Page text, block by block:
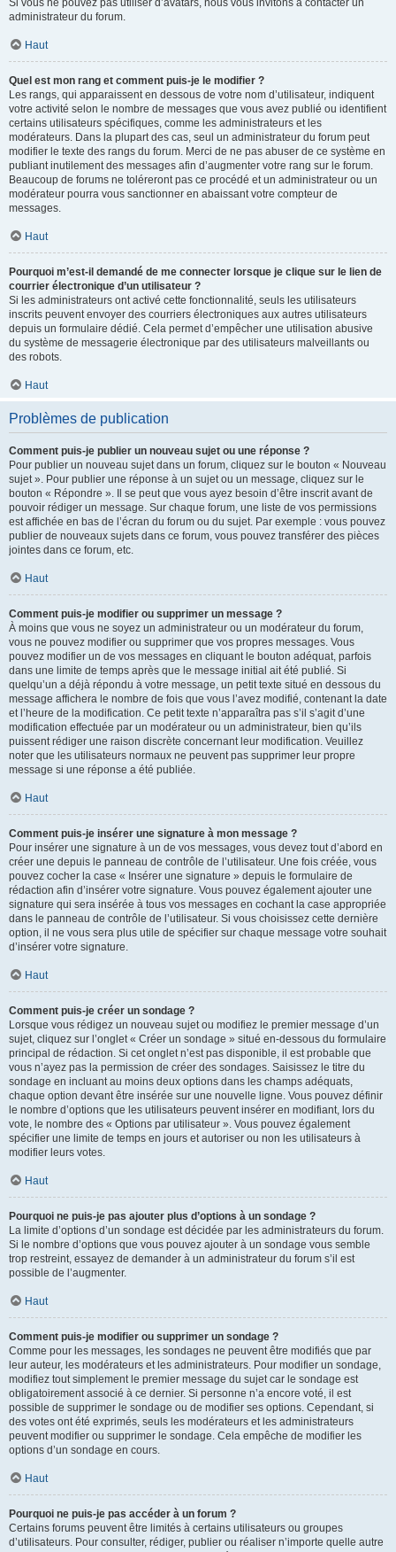
Si vous ne pouvez pas utiliser d’avatars, nous vous invitons à contacter un
administrateur du forum.
Haut
Quel est mon rang et comment puis-je le modifier ?
Les rangs, qui apparaissent en dessous de votre nom d’utilisateur, indiquent
votre activité selon le nombre de messages que vous avez publié ou identifient
certains utilisateurs spécifiques, comme les administrateurs et les
modérateurs. Dans la plupart des cas, seul un administrateur du forum peut
modifier le texte des rangs du forum. Merci de ne pas abuser de ce système en
publiant inutilement des messages afin d’augmenter votre rang sur le forum.
Beaucoup de forums ne toléreront pas ce procédé et un administrateur ou un
modérateur pourra vous sanctionner en abaissant votre compteur de
messages.
Haut
Pourquoi m’est-il demandé de me connecter lorsque je clique sur le lien de
courrier électronique d’un utilisateur ?
Si les administrateurs ont activé cette fonctionnalité, seuls les utilisateurs
inscrits peuvent envoyer des courriers électroniques aux autres utilisateurs
depuis un formulaire dédié. Cela permet d’empêcher une utilisation abusive
du système de messagerie électronique par des utilisateurs malveillants ou
des robots.
Haut
Problèmes de publication
Comment puis-je publier un nouveau sujet ou une réponse ?
Pour publier un nouveau sujet dans un forum, cliquez sur le bouton « Nouveau
sujet ». Pour publier une réponse à un sujet ou un message, cliquez sur le
bouton « Répondre ». Il se peut que vous ayez besoin d’être inscrit avant de
pouvoir rédiger un message. Sur chaque forum, une liste de vos permissions
est affichée en bas de l’écran du forum ou du sujet. Par exemple : vous pouvez
publier de nouveaux sujets dans ce forum, vous pouvez transférer des pièces
jointes dans ce forum, etc.
Haut
Comment puis-je modifier ou supprimer un message ?
À moins que vous ne soyez un administrateur ou un modérateur du forum,
vous ne pouvez modifier ou supprimer que vos propres messages. Vous
pouvez modifier un de vos messages en cliquant le bouton adéquat, parfois
dans une limite de temps après que le message initial ait été publié. Si
quelqu’un a déjà répondu à votre message, un petit texte situé en dessous du
message affichera le nombre de fois que vous l’avez modifié, contenant la date
et l’heure de la modification. Ce petit texte n’apparaîtra pas s’il s’agit d’une
modification effectuée par un modérateur ou un administrateur, bien qu’ils
puissent rédiger une raison discrète concernant leur modification. Veuillez
noter que les utilisateurs normaux ne peuvent pas supprimer leur propre
message si une réponse a été publiée.
Haut
Comment puis-je insérer une signature à mon message ?
Pour insérer une signature à un de vos messages, vous devez tout d’abord en
créer une depuis le panneau de contrôle de l’utilisateur. Une fois créée, vous
pouvez cocher la case « Insérer une signature » depuis le formulaire de
rédaction afin d’insérer votre signature. Vous pouvez également ajouter une
signature qui sera insérée à tous vos messages en cochant la case appropriée
dans le panneau de contrôle de l’utilisateur. Si vous choisissez cette dernière
option, il ne vous sera plus utile de spécifier sur chaque message votre souhait
d’insérer votre signature.
Haut
Comment puis-je créer un sondage ?
Lorsque vous rédigez un nouveau sujet ou modifiez le premier message d’un
sujet, cliquez sur l’onglet « Créer un sondage » situé en-dessous du formulaire
principal de rédaction. Si cet onglet n’est pas disponible, il est probable que
vous n’ayez pas la permission de créer des sondages. Saisissez le titre du
sondage en incluant au moins deux options dans les champs adéquats,
chaque option devant être insérée sur une nouvelle ligne. Vous pouvez définir
le nombre d’options que les utilisateurs peuvent insérer en modifiant, lors du
vote, le nombre des « Options par utilisateur ». Vous pouvez également
spécifier une limite de temps en jours et autoriser ou non les utilisateurs à
modifier leurs votes.
Haut
Pourquoi ne puis-je pas ajouter plus d’options à un sondage ?
La limite d’options d’un sondage est décidée par les administrateurs du forum.
Si le nombre d’options que vous pouvez ajouter à un sondage vous semble
trop restreint, essayez de demander à un administrateur du forum s’il est
possible de l’augmenter.
Haut
Comment puis-je modifier ou supprimer un sondage ?
Comme pour les messages, les sondages ne peuvent être modifiés que par
leur auteur, les modérateurs et les administrateurs. Pour modifier un sondage,
modifiez tout simplement le premier message du sujet car le sondage est
obligatoirement associé à ce dernier. Si personne n’a encore voté, il est
possible de supprimer le sondage ou de modifier ses options. Cependant, si
des votes ont été exprimés, seuls les modérateurs et les administrateurs
peuvent modifier ou supprimer le sondage. Cela empêche de modifier les
options d’un sondage en cours.
Haut
Pourquoi ne puis-je pas accéder à un forum ?
Certains forums peuvent être limités à certains utilisateurs ou groupes
d’utilisateurs. Pour consulter, rédiger, publier ou réaliser n’importe quelle autre